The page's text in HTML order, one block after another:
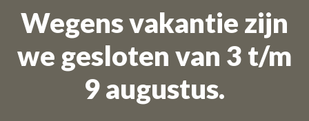
Wegens vakantie zijn
we gesloten van 3 t/m
9 augustus.